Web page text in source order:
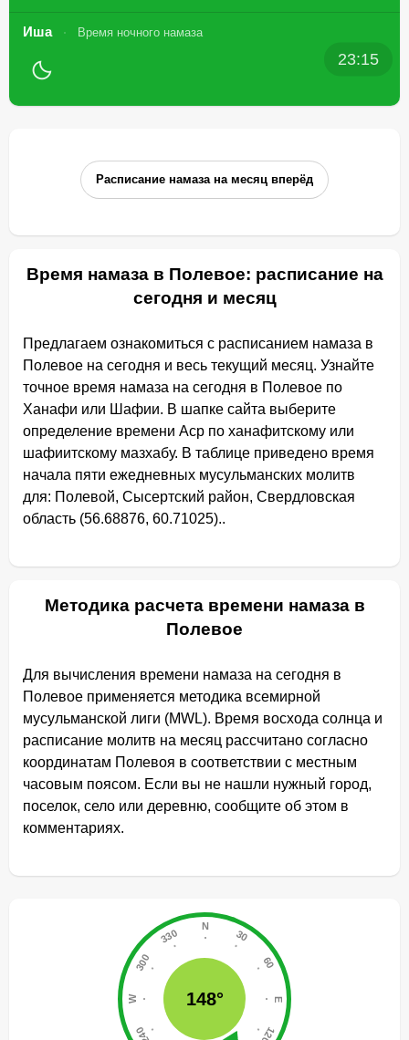
Иша Время ночного намаза
23:15
Расписание намаза на месяц вперёд
Время намаза в Полевое: расписание на
сегодня и месяц
Предлагаем ознакомиться с расписанием намаза в
Полевое на сегодня и весь текущий месяц. Узнайте
точное время намаза на сегодня в Полевое по
Ханафи или Шафии. В шапке сайта выберите
определение времени Аср по ханафитскому или
шафиитскому мазхабу. В таблице приведено время
начала пяти ежедневных мусульманских молитв
для: Полевой, Сысертский район, Свердловская
область (56.68876, 60.71025)..
Методика расчета времени намаза в
Полевое
Для вычисления времени намаза на сегодня в
Полевое применяется методика всемирной
мусульманской лиги (MWL). Время восхода солнца и
расписание молитв на месяц рассчитано согласно
координатам Полевоя в соответствии с местным
часовым поясом. Если вы не нашли нужный город,
поселок, село или деревню, сообщите об этом в
комментариях.
148°